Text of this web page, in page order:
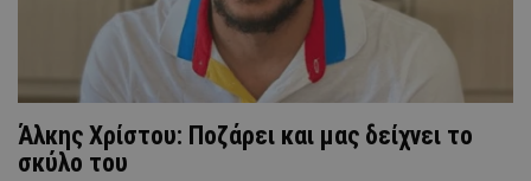
Άλκης Χρίστου: Ποζάρει και μας δείχνει το
σκύλο του